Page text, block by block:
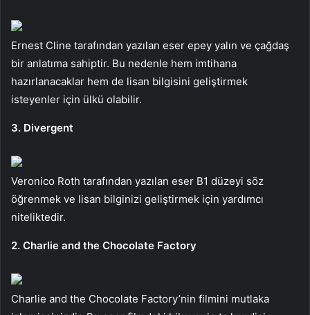
Ernest Cline tarafından yazılan eser epey yalın ve çağdaş
bir anlatıma sahiptir. Bu nedenle hem imtihana
hazırlanacaklar hem de lisan bilgisini geliştirmek
isteyenler için ülkü olabilir.
3. Divergent
Veronico Roth tarafından yazılan eser B1 düzeyi söz
öğrenmek ve lisan bilginizi geliştirmek için yardımcı
niteliktedir.
2. Charlie and the Chocolate Factory
Charlie and the Chocolate Factory’nin filmini mutlaka